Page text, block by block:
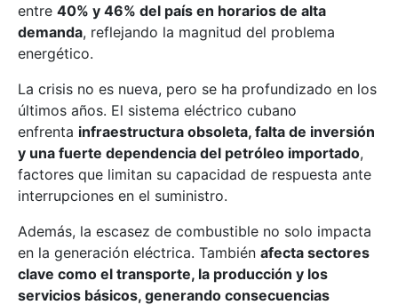
entre 40% y 46% del país en horarios de alta
demanda, reflejando la magnitud del problema
energético.
La crisis no es nueva, pero se ha profundizado en los
últimos años. El sistema eléctrico cubano
enfrenta infraestructura obsoleta, falta de inversión
y una fuerte dependencia del petróleo importado,
factores que limitan su capacidad de respuesta ante
interrupciones en el suministro.
Además, la escasez de combustible no solo impacta
en la generación eléctrica. También afecta sectores
clave como el transporte, la producción y los
servicios básicos, generando consecuencias